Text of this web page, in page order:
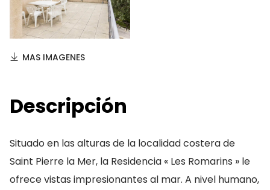
MAS IMAGENES
Descripción
Situado en las alturas de la localidad costera de
Saint Pierre la Mer, la Residencia « Les Romarins » le
ofrece vistas impresionantes al mar. A nivel humano,